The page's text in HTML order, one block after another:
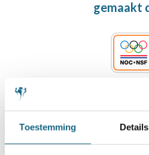
Toestemming Details
gemaakt